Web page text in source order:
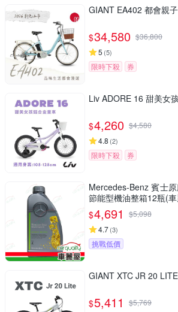
GIANT EA402 都會親
$34,580 $36,800
5 (5)
限時下殺 券
Liv ADORE 16 甜美女
$4,260 $4,580
4.8 (2)
限時下殺 券
Mercedes-Benz 賓士
節能型機油整箱12瓶(
$4,691 $5,098
4.7(3)
挑戰低價
GIANT XTC JR 20
$5,411 $5,769